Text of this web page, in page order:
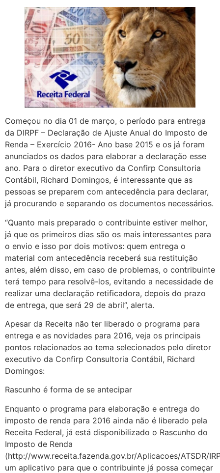
Começou no dia 01 de março, o período para entrega
da DIRPF – Declaração de Ajuste Anual do Imposto de
Renda – Exercício 2016- Ano base 2015 e os já foram
anunciados os dados para elaborar a declaração esse
ano. Para o diretor executivo da Confirp Consultoria
Contábil, Richard Domingos, é interessante que as
pessoas se preparem com antecedência para declarar,
já procurando e separando os documentos necessários.
“Quanto mais preparado o contribuinte estiver melhor,
já que os primeiros dias são os mais interessantes para
o envio e isso por dois motivos: quem entrega o
material com antecedência receberá sua restituição
antes, além disso, em caso de problemas, o contribuinte
terá tempo para resolvê-los, evitando a necessidade de
realizar uma declaração retificadora, depois do prazo
de entrega, que será 29 de abril”, alerta.
Apesar da Receita não ter liberado o programa para
entrega e as novidades para 2016, veja os principais
pontos relacionados ao tema selecionados pelo diretor
executivo da Confirp Consultoria Contábil, Richard
Domingos:
Rascunho é forma de se antecipar
Enquanto o programa para elaboração e entrega do
imposto de renda para 2016 ainda não é liberado pela
Receita Federal, já está disponibilizado o Rascunho do
Imposto de Renda
(http://www.receita.fazenda.gov.br/Aplicacoes/ATSDR/
um aplicativo para que o contribuinte já possa começar